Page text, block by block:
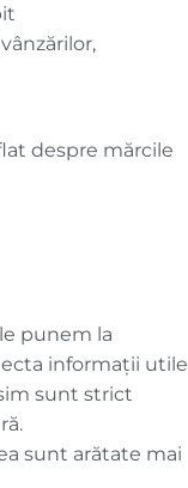
despre mărcile
punem la
informații utile
sunt strict
sunt arătate mai